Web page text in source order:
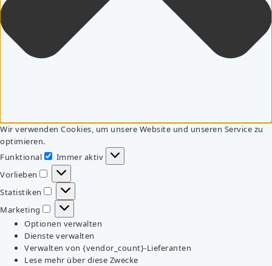
Wir verwenden Cookies, um unsere Website und unseren Service zu
optimieren.
Funktional
Funktional
Immer aktiv
Vorlieben
Vorlieben
Statistiken
Statistiken
Marketing
Marketing
Optionen verwalten
Dienste verwalten
Verwalten von {vendor_count}-Lieferanten
Lese mehr über diese Zwecke